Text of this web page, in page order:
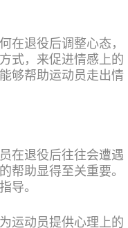
在退役后调整心态，
式，来促进情感上的
够帮助运动员走出情
在退役后往往会遭遇
帮助显得至关重要。
导。
运动员提供心理上的